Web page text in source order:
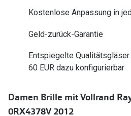
Stellest®-Brillengläser
Zubehör
Brillenbügel
Brillenkettchen
Kostenlose Anpassung in
Geld-zurück-Garantie
Entspiegelte
60 EUR dazu konfigurierbar
Damen Brille mit Vollrand
0RX4378V 2012